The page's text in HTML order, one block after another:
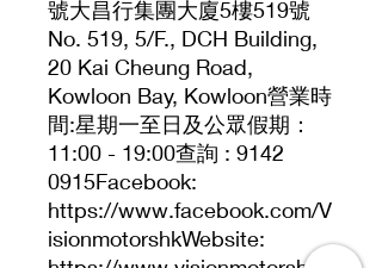
號大昌行集團大廈5樓519號
No. 519, 5/F., DCH Building,
20 Kai Cheung Road,
Kowloon Bay, Kowloon營業時
間:星期一至日及公眾假期：
11:00 - 19:00查詢 : 9142
0915Facebook:
https://www.facebook.com/V
isionmotorshkWebsite: